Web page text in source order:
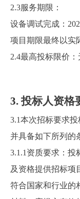
2.3服务期限：
设备调试完成：
项目期限最终以实
2.4最高投标限价：
3.投标人资格
3.1本次招标要求投
并具备如下所列的
3.1.1 资质要求：投
及资格提供招标项
符合国家和行业的